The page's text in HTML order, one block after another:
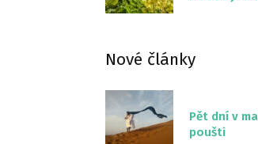
Nové články
Pět dní v
poušti